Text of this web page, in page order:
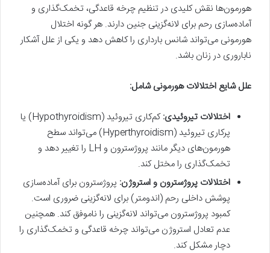
هورمون‌ها نقش کلیدی در تنظیم چرخه قاعدگی، تخمک‌گذاری و
آماده‌سازی رحم برای لانه‌گزینی جنین دارند. هر گونه اختلال
هورمونی می‌تواند شانس بارداری را کاهش دهد و یکی از علل آشکار
ناباروری در زنان باشد.
علل شایع اختلالات هورمونی شامل:
اختلالات تیروئیدی:
کم‌کاری تیروئید (Hypothyroidism) یا
پرکاری تیروئید (Hyperthyroidism) می‌تواند سطح
هورمون‌های دیگر مانند پروژسترون و LH را تغییر دهد و
تخمک‌گذاری را مختل کند.
اختلالات پروژسترون و استروژن: پروژسترون برای آماده‌سازی
پوشش داخلی رحم (اندومتر) برای لانه‌گزینی ضروری است.
کمبود پروژسترون می‌تواند لانه‌گزینی را ناموفق کند. همچنین
عدم تعادل استروژن می‌تواند چرخه قاعدگی و تخمک‌گذاری را
دچار مشکل کند.